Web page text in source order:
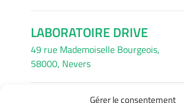
Gérer le consentement
LABORATOIRE DRIVE
49 rue Mademoiselle Bourgeois,
58000, Nevers